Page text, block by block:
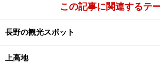
いう便利な場所にあり、千畳敷以外に
ットもあるので、最近では観光客に人
この記事に関連するテ
長野の観光スポット
上高地